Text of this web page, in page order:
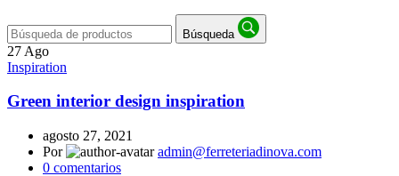
Búsqueda
27 Ago
Inspiration
Green interior design inspiration
agosto 27, 2021
Por
admin@ferreteriadinova.com
0 comentarios